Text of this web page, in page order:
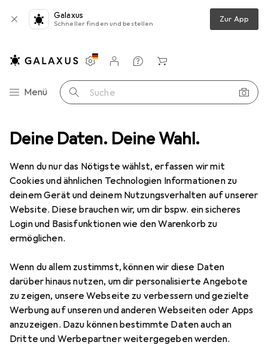
Deine Daten. Deine Wahl.
Wenn du nur das Nötigste wählst, erfassen wir mit
Cookies und ähnlichen Technologien Informationen zu
deinem Gerät und deinem Nutzungsverhalten auf unserer
Website. Diese brauchen wir, um dir bspw. ein sicheres
Login und Basisfunktionen wie den Warenkorb zu
ermöglichen.
Wenn du allem zustimmst, können wir diese Daten
darüber hinaus nutzen, um dir personalisierte Angebote
zu zeigen, unsere Webseite zu verbessern und gezielte
Werbung auf unseren und anderen Webseiten oder Apps
anzuzeigen. Dazu können bestimmte Daten auch an
Dritte und Werbepartner weitergegeben werden.
Galaxus
Schneller finden und bestellen Zur App
Navigation nach Kategorien
Menü Suche
Einstellungen
Kundenkonto
Vergleichslisten
Merklisten
Warenkorb
CAL SA 1YR Acq Y3 Additional Product User CAL Single language
Microsoft MS OVL-NL Exchange CAL
SA 1YR Acq Y3 Additional Product
User CAL Single language
1 User, 36 Monate
Preis in EUR inkl. MwSt.
EUR
33,90
Bewertungen
Mehr von Microsoft